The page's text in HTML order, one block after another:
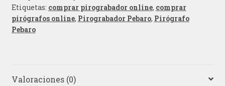
Etiquetas: comprar pirograbador online, comprar
pirógrafos online, Pirograbador Pebaro, Pirógrafo
Pebaro
Valoraciones (0)